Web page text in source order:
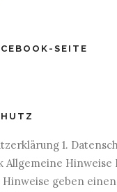
SEITE
1.
Allgemeine Hinweise
geben